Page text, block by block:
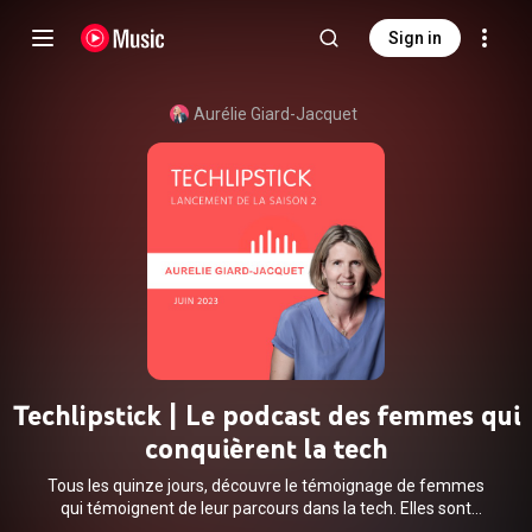
Sign in
Aurélie Giard-Jacquet
Techlipstick | Le podcast des femmes qui
conquièrent la tech
Tous les quinze jours, découvre le témoignage de femmes
qui témoignent de leur parcours dans la tech. Elles sont